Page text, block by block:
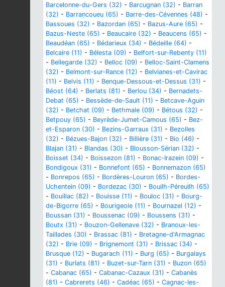
Barcelonne-du-Gers (32) - Barcugnan (32) - Barran
(32) - Barrancoueu (65) - Barre-des-Cévennes (48) -
Bassoues (32) - Bazordan (65) - Bazus-Aure (65) -
Bazus-Neste (65) - Beaucaire (32) - Beaucens (65) -
Beaudéan (65) - Bédarieux (34) - Bédeille (64) -
Belcaire (11) - Bélesta (09) - Belfort-sur-Rebenty (11)
- Bellegarde (32) - Belloc (09) - Belloc-Saint-Clamens
(32) - Belmont-sur-Rance (12) - Belvianes-et-Cavirac
(11) - Belvis (11) - Benque-Dessous-et-Dessus (31) -
Béost (64) - Berlats (81) - Berlou (34) - Bernadets-
Debat (65) - Bessède-de-Sault (11) - Betcave-Aguin
(32) - Betchat (09) - Bethmale (09) - Bétous (32) -
Betpouy (65) - Beyrède-Jumet-Camous (65) - Bez-
et-Esparon (30) - Bezins-Garraux (31) - Bezolles
(32) - Bézues-Bajon (32) - Billière (31) - Bio (46) -
Blajan (31) - Blandas (30) - Blousson-Sérian (32) -
Boisset (34) - Boissezon (81) - Bonac-Irazein (09) -
Bondigoux (31) - Bonnefont (65) - Bonnemazon (65)
- Bonrepos (65) - Bordères-Louron (65) - Bordes-
Uchentein (09) - Bordezac (30) - Bouilh-Péreuilh (65)
- Bouillac (82) - Bouisse (11) - Bouloc (31) - Bourg-
de-Bigorre (65) - Bourigeole (11) - Bournazel (12) -
Boussan (31) - Boussenac (09) - Boussens (31) -
Boutx (31) - Bouzon-Gellenave (32) - Branoux-les-
Taillades (30) - Brassac (81) - Bretagne-d'Armagnac
(32) - Brie (09) - Brignemont (31) - Brissac (34) -
Brusque (12) - Bugarach (11) - Burg (65) - Burgalays
(31) - Burlats (81) - Buzet-sur-Tarn (31) - Buzon (65)
- Cabanac (65) - Cabanac-Cazaux (31) - Cabanès
(81) - Cabrerets (46) - Cadéac (65) - Cagnac-les-